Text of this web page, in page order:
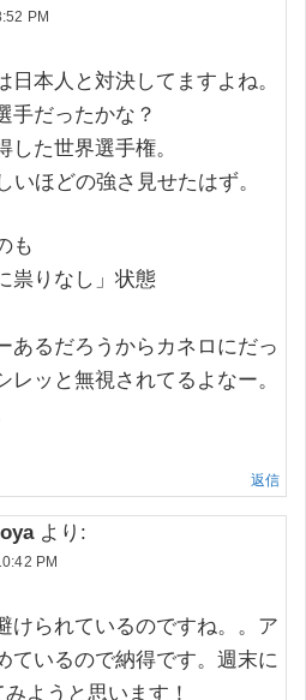
PM
本人と対決してますよね。
手だったかな？
した世界選手権。
いほどの強さ見せたはず。
も
祟りなし」状態
あるだろうからカネロにだっ
ッと無視されてるよなー。
返信
より:
PM
けられているのですね。。ア
ているので納得です。週末に
ようと思います！